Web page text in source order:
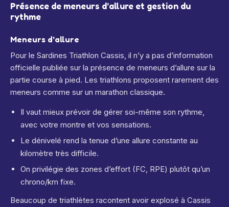
Présence de meneurs d’allure et gestion du
rythme
Meneurs d’allure
Pour le Sardines Triathlon Cassis, il n’y a pas d’information
officielle publiée sur la présence de meneurs d’allure sur la
partie course à pied. Les triathlons proposent rarement des
meneurs comme sur un marathon classique.
Il vaut mieux prévoir de gérer soi-même son rythme,
avec votre montre et vos sensations.
Le dénivelé rend la tenue d’une allure constante au
kilomètre très difficile.
On privilégie des zones d’effort (FC, RPE) plutôt qu’un
chrono/km fixe.
Beaucoup de triathlètes racontent avoir explosé à Cassis